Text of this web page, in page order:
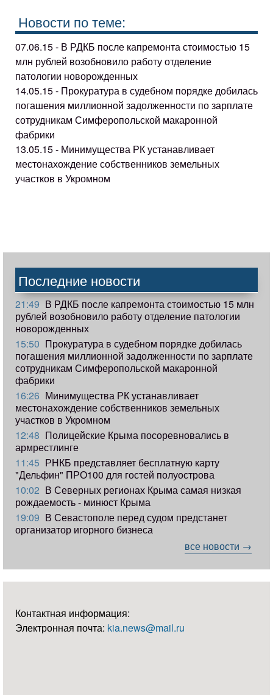
Новости по теме:
07.06.15 - В РДКБ после капремонта стоимостью 15
млн рублей возобновило работу отделение
патологии новорожденных
14.05.15 - Прокуратура в судебном порядке добилась
погашения миллионной задолженности по зарплате
сотрудникам Симферопольской макаронной
фабрики
13.05.15 - Минимущества РК устанавливает
местонахождение собственников земельных
участков в Укромном
Последние новости
21:49 В РДКБ после капремонта стоимостью 15 млн
рублей возобновило работу отделение патологии
новорожденных
15:50 Прокуратура в судебном порядке добилась
погашения миллионной задолженности по зарплате
сотрудникам Симферопольской макаронной
фабрики
16:26 Минимущества РК устанавливает
местонахождение собственников земельных
участков в Укромном
12:48 Полицейские Крыма посоревновались в
армрестлинге
11:45 РНКБ представляет бесплатную карту
"Дельфин" ПРО100 для гостей полуострова
10:02 В Северных регионах Крыма самая низкая
рождаемость - минюст Крыма
19:09 В Севастополе перед судом предстанет
организатор игорного бизнеса
все новости →
Контактная информация:
Электронная почта: kia.news@mail.ru